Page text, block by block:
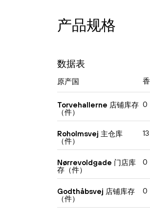
产品规格
数据表
原产国
Torvehallerne 店铺库存
（件）
0
Roholmsvej 主仓库
（件）
13
Nørrevoldgade 门店库
存（件）
0
Godthåbsvej 店铺库存
（件）
0